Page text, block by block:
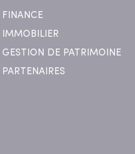
FINANCE
IMMOBILIER
GESTION DE PATRIMOINE
PARTENAIRES